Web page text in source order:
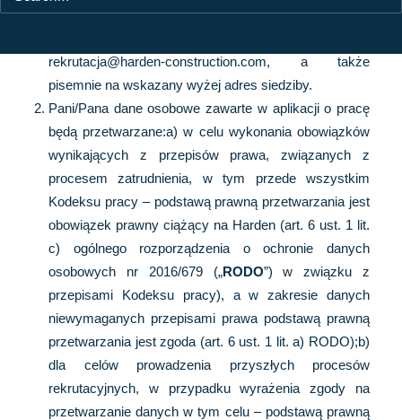
843 Warszawa. Może Pani/Pan skontaktować się z
rekrutacja@harden-construction.com, a także
pisemnie na wskazany wyżej adres siedziby.
Pani/Pana dane osobowe zawarte w aplikacji o pracę
będą przetwarzane:a) w celu wykonania obowiązków
wynikających z przepisów prawa, związanych z
procesem zatrudnienia, w tym przede wszystkim
Kodeksu pracy – podstawą prawną przetwarzania jest
obowiązek prawny ciążący na Harden (art. 6 ust. 1 lit.
c) ogólnego rozporządzenia o ochronie danych
osobowych nr 2016/679 („RODO”) w związku z
przepisami Kodeksu pracy), a w zakresie danych
niewymaganych przepisami prawa podstawą prawną
przetwarzania jest zgoda (art. 6 ust. 1 lit. a) RODO);b)
dla celów prowadzenia przyszłych procesów
rekrutacyjnych, w przypadku wyrażenia zgody na
przetwarzanie danych w tym celu – podstawą prawną